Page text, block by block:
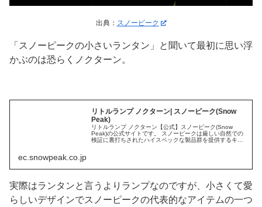
出典： スノーピーク
「スノーピークの小さいランタン」と聞いて最初に思い浮
かぶのは恐らくノクターン。
リトルランプ ノクターン| スノーピーク(Snow
Peak)
リトルランプ ノクターン【公式】スノーピーク(Snow
Peak)の公式サイトです。 スノーピークは厳しい自然での
検証に裏打ちされたハイスペックな製品群を提供するキャ
ec.snowpeak.co.jp
実際はランタンと言うよりランプなのですが、小さくて愛
らしいデザインでスノーピークの代表的なアイテムの一つ